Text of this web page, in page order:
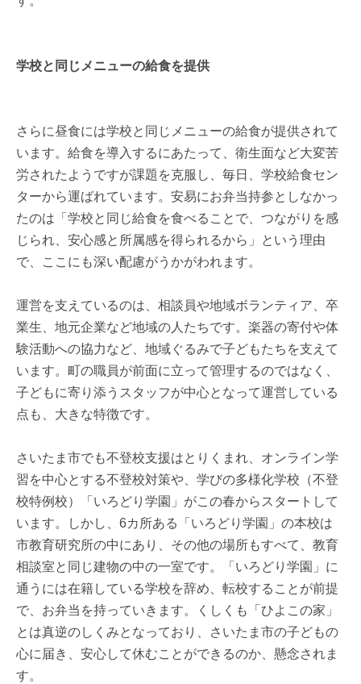
学校と同じメニューの給食を提供
さらに昼食には学校と同じメニューの給食が提供されて
います。給食を導入するにあたって、衛生面など大変苦
労されたようですが課題を克服し、毎日、学校給食セン
ターから運ばれています。安易にお弁当持参としなかっ
たのは「学校と同じ給食を食べることで、つながりを感
じられ、安心感と所属感を得られるから」という理由
で、ここにも深い配慮がうかがわれます。
運営を支えているのは、相談員や地域ボランティア、卒
業生、地元企業など地域の人たちです。楽器の寄付や体
験活動への協力など、地域ぐるみで子どもたちを支えて
います。町の職員が前面に立って管理するのではなく、
子どもに寄り添うスタッフが中心となって運営している
点も、大きな特徴です。
さいたま市でも不登校支援はとりくまれ、オンライン学
習を中心とする不登校対策や、学びの多様化学校（不登
校特例校）「いろどり学園」がこの春からスタートして
います。しかし、6カ所ある「いろどり学園」の本校は
市教育研究所の中にあり、その他の場所もすべて、教育
相談室と同じ建物の中の一室です。「いろどり学園」に
通うには在籍している学校を辞め、転校することが前提
で、お弁当を持っていきます。くしくも「ひよこの家」
とは真逆のしくみとなっており、さいたま市の子どもの
心に届き、安心して休むことができるのか、懸念されま
す。